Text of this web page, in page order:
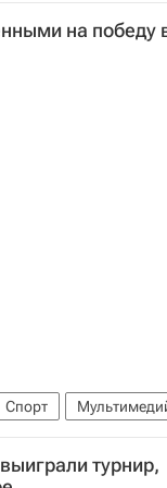
на победу
Спорт
Джон Холден
Лончар
турнир,